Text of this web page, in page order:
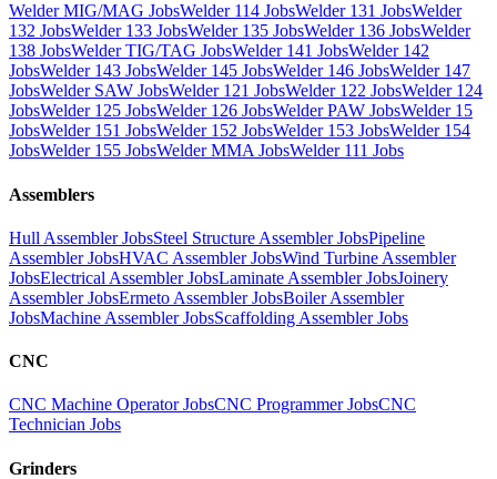
Welder MIG/MAG JobsWelder 114 JobsWelder 131 JobsWelder
132 JobsWelder 133 JobsWelder 135 JobsWelder 136 JobsWelder
138 JobsWelder TIG/TAG JobsWelder 141 JobsWelder 142
JobsWelder 143 JobsWelder 145 JobsWelder 146 JobsWelder 147
JobsWelder SAW JobsWelder 121 JobsWelder 122 JobsWelder 124
JobsWelder 125 JobsWelder 126 JobsWelder PAW JobsWelder 15
JobsWelder 151 JobsWelder 152 JobsWelder 153 JobsWelder 154
JobsWelder 155 JobsWelder MMA JobsWelder 111 Jobs
Assemblers
Hull Assembler JobsSteel Structure Assembler JobsPipeline
Assembler JobsHVAC Assembler JobsWind Turbine Assembler
JobsElectrical Assembler JobsLaminate Assembler JobsJoinery
Assembler JobsErmeto Assembler JobsBoiler Assembler
JobsMachine Assembler JobsScaffolding Assembler Jobs
CNC
CNC Machine Operator JobsCNC Programmer JobsCNC
Technician Jobs
Grinders